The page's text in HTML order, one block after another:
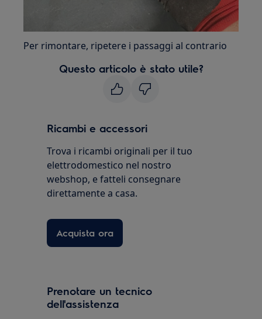
Per rimontare, ripetere i passaggi al contrario
Questo articolo è stato utile?
Ricambi e accessori
Trova i ricambi originali per il tuo
elettrodomestico nel nostro
webshop, e fatteli consegnare
direttamente a casa.
Acquista ora
Prenotare un tecnico
dell'assistenza